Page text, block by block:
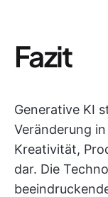
Fazit
Generative KI
Veränderung
Kreativität,
dar. Die